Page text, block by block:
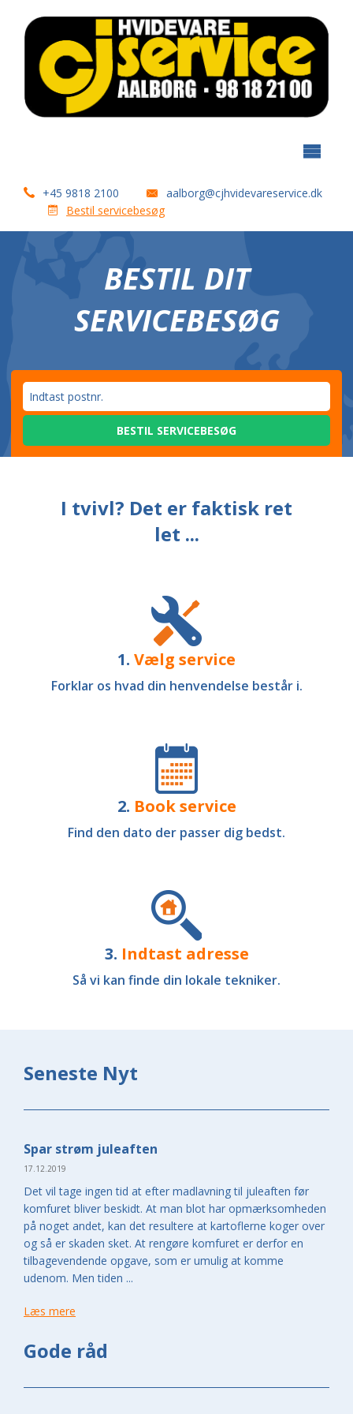
+45 9818 2100
aalborg@cjhvidevareservice.dk
Bestil servicebesøg
BESTIL DIT
SERVICEBESØG
BESTIL SERVICEBESØG
I tvivl? Det er faktisk ret
let ...
1. Vælg service
Forklar os hvad din henvendelse består i.
2. Book service
Find den dato der passer dig bedst.
3. Indtast adresse
Så vi kan finde din lokale tekniker.
Seneste Nyt
Spar strøm juleaften
17.12.2019
Det vil tage ingen tid at efter madlavning til juleaften før
komfuret bliver beskidt. At man blot har opmærksomheden
på noget andet, kan det resultere at kartoflerne koger over
og så er skaden sket. At rengøre komfuret er derfor en
tilbagevendende opgave, som er umulig at komme
udenom. Men tiden ...
Læs mere
Gode råd